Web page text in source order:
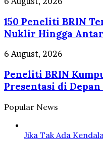
AI
Pesan
Ekspedisi
Hutan
Merdeka
Pelestarian
Tapanuli
BRIN
Temui
Prabowo,
Bawa
Riset
Nuklir
Hingga
Antariksa
150 Peneliti BRIN
Nuklir Hingga
Peneliti
Kumpul
di
Istana,
Akan
Presentasi
Depan
6 August, 2026
Peneliti BRIN
Presentasi di Depan
Popular News
Jika Tak Ada